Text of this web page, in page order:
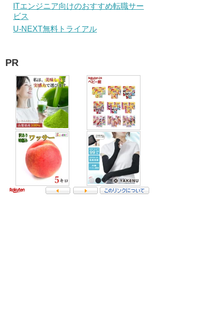
ITエンジニア向けのおすすめ転職サー
ビス
U-NEXT無料トライアル
PR